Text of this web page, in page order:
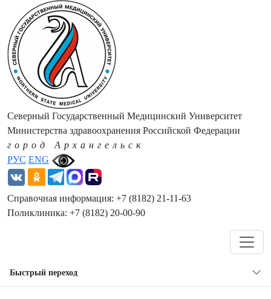
РУС ENG
Северный Государственный Медицинский Университет
Министерства здравоохранения Российской Федерации
город Архангельск
Справочная информация: +7 (8182) 21-11-63
Поликлиника: +7 (8182) 20-00-90
Быстрый переход